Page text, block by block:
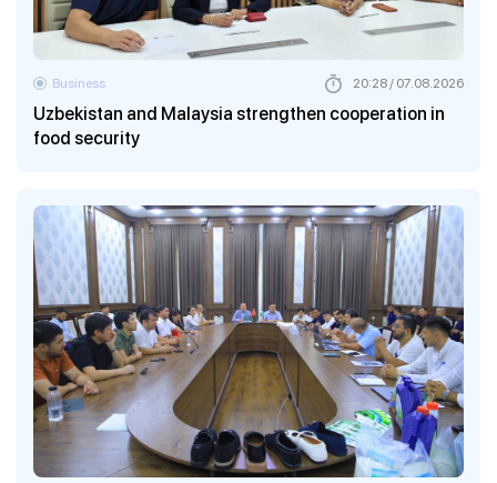
Uzbekistan and Malaysia strengthen cooperation in
food security
Business 20:28 / 07.08.2026